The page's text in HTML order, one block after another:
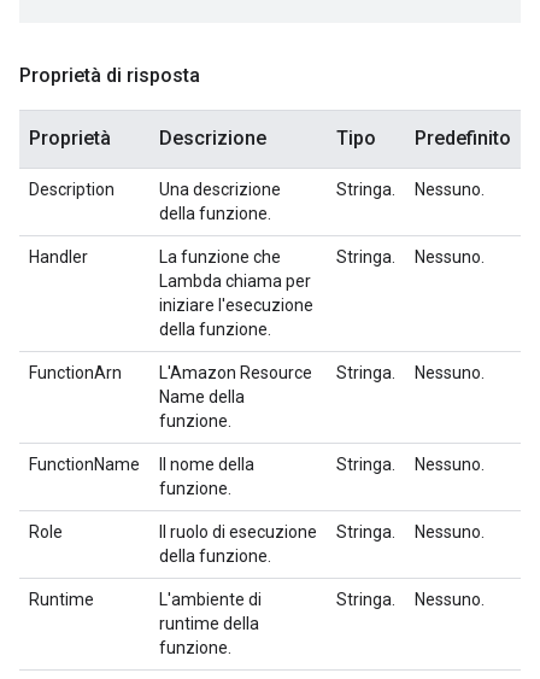
Proprietà di risposta
Proprietà Descrizione Tipo Predefinito
Description
Una descrizione
della funzione.
Stringa. Nessuno.
Handler
La funzione che
Lambda chiama per
iniziare l'esecuzione
della funzione.
Stringa. Nessuno.
FunctionArn
L'Amazon Resource
Name della
funzione.
Stringa. Nessuno.
FunctionName
Il nome della
funzione.
Stringa. Nessuno.
Role
Il ruolo di esecuzione
della funzione.
Stringa. Nessuno.
Runtime
L'ambiente di
runtime della
funzione.
Stringa. Nessuno.